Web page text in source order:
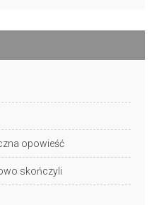
opowieść
skończyli